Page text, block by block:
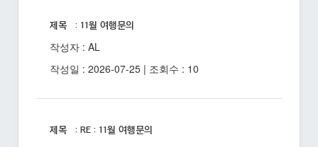
제목 : 11월 여행문의
작성자 : AL
작성일 : 2026-07-25 | 조회수 : 10
제목 : RE : 11월 여행문의